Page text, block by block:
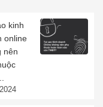
kinh
online
nên